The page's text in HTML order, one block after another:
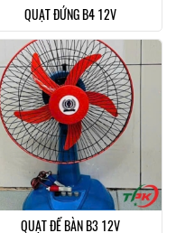
QUẠT ĐỨNG B4 12V
QUẠT ĐỂ BÀN B3 12V